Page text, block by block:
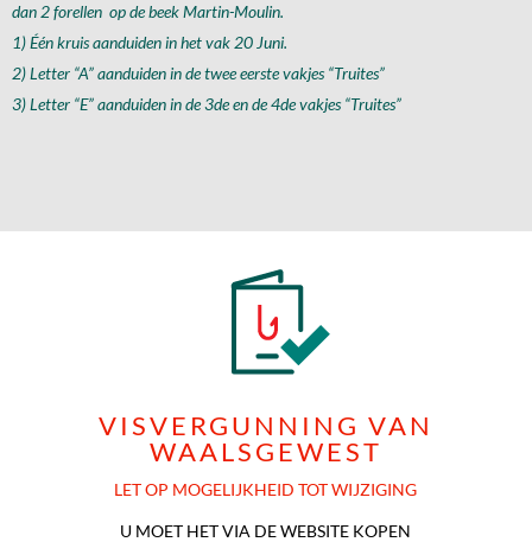
dan 2 forellen op de beek Martin-Moulin.
1) Één kruis aanduiden in het vak 20 Juni.
2) Letter “A” aanduiden in de twee eerste vakjes “Truites”
3) Letter “E” aanduiden in de 3de en de 4de vakjes “Truites”
VISVERGUNNING VAN
WAALSGEWEST
LET OP MOGELIJKHEID TOT WIJZIGING
U MOET HET VIA DE WEBSITE KOPEN